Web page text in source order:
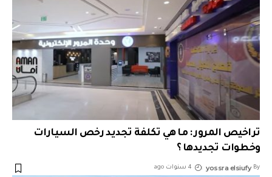
تراخيص المرور : ما هي تكلفة تجديد رخص السيارات
وخطوات تجديدها ؟
By
yossra elsiufy 4 سنوات ago